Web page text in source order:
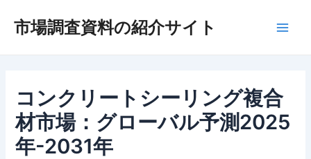
市場調査資料の紹介サイト
コンクリートシーリング複合
材市場：グローバル予測2025
年-2031年